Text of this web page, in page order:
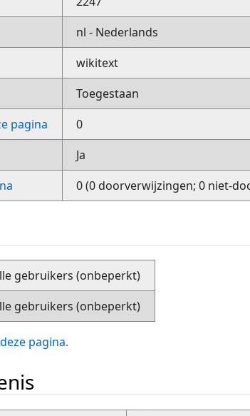
nl - Nederlands
wikitext
Toegestaan
pagina
0
Ja
0 (0 doorverwijzingen; 0 niet-
gebruikers (onbeperkt)
gebruikers (onbeperkt)
pagina.